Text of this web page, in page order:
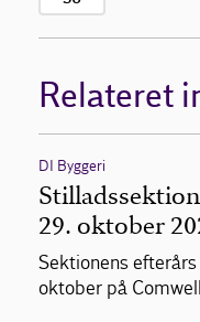
Relateret
DI Byggeri
29. oktober
Sektionens
oktober på